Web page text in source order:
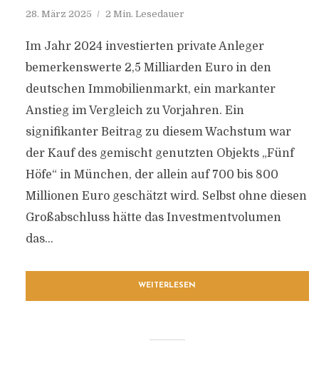
28. März 2025 2 Min. Lesedauer
Im Jahr 2024 investierten private Anleger
bemerkenswerte 2,5 Milliarden Euro in den
deutschen Immobilienmarkt, ein markanter
Anstieg im Vergleich zu Vorjahren. Ein
signifikanter Beitrag zu diesem Wachstum war
der Kauf des gemischt genutzten Objekts „Fünf
Höfe“ in München, der allein auf 700 bis 800
Millionen Euro geschätzt wird. Selbst ohne diesen
Großabschluss hätte das Investmentvolumen
das...
WEITERLESEN